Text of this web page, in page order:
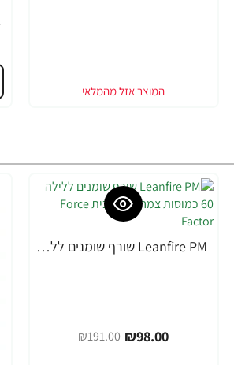
-49% Leanfire PM שורף שומנים ללילה 60 כמוסות צמחיות - מבית Force Factor
₪98.00
₪191.00